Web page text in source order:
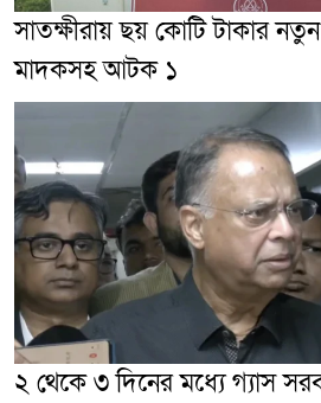
সাতক্ষীরায় ছয় কোটি টাকার
মাদকসহ আটক ১
২ থেকে ৩ দিনের মধ্যে গ্যাস